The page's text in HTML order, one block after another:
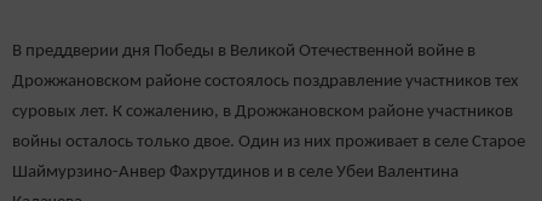
В преддверии дня Победы в Великой Отечественной войне в
Дрожжановском районе состоялось поздравление участников тех
суровых лет. К сожалению, в Дрожжановском районе участников
войны осталось только двое. Один из них проживает в селе Старое
Шаймурзино-Анвер Фахрутдинов и в селе Убеи Валентина